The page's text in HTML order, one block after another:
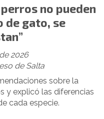
no pueden
de gato, se
de Salta
2026
sobre la
y explicó las diferencias
cada especie.